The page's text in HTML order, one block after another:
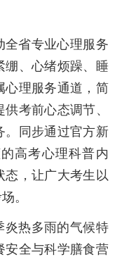
全省专业心理服务
绷、心绪烦躁、睡
心理服务通道，简
考前心态调节、
。同步通过官方新
高考心理科普内
态，让广大考生以
。
炎热多雨的气候特
安全与科学膳食营